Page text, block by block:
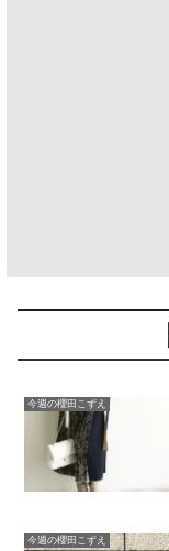
今週の櫻田こずえ
今週の櫻田こずえ